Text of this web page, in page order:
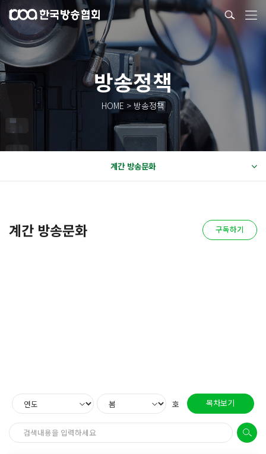
방송정책
HOME > 방송정책
계간 방송문화
계간 방송문화 구독하기
호 목차보기